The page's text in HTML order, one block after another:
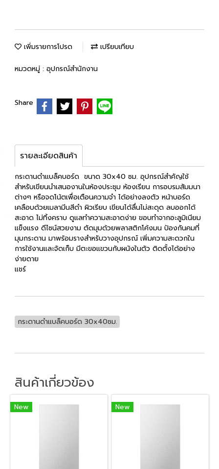
เพิ่มรายการโปรด เปรียบเทียบ
หมวดหมู่ : อุปกรณ์สำนักงาน
Share
รายละเอียดสินค้า
กระดานดำแบล็คบอร์ด ขนาด 30x40 ซม. อุปกรณ์สำคัญใช้
สำหรับเขียนนำเสนองานในห้องประชุม ห้องเรียน การอบรมสัมมนา
ต่างๆ หรือจดโน้ตเพื่อเตือนความจำ ได้อย่างลงตัว หน้าบอร์ด
เคลือบด้วยเมลามีนสีดำ ผิวเรียบ เขียนได้ลื่นไม่สะดุด ลบออกได้
สะอาด ไม่ทิ้งคราบ ดูแลทำความสะอาดง่าย ขอบทำจากอะลูมิเนียม
แข็งแรง ดีไซน์สวยงาม ตัดมุมด้วยพลาสติกโค้งมน ป้องกันคมที่
มุมกระดาน มาพร้อมรางสำหรับวางอุปกรณ์ เพิ่มความสะดวกใน
การใช้งานและจัดเก็บ มีตะขอแขวนกับผนังในตัว ติดตั้งได้อย่าง
ง่ายดาย
แชร์
กระดานดำแบล็คบอร์ด 30x40ซม.
สินค้าเกี่ยวข้อง
New New